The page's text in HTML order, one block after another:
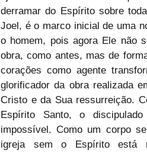
derramar do Espírito sobre
Joel, é o marco inicial de uma
o homem, pois agora Ele não
obra, como antes, mas de
corações como agente
glorificador da obra realizada
Cristo e da Sua ressurreição.
Espírito Santo, o
impossível. Como um corpo
igreja sem o Espírito está